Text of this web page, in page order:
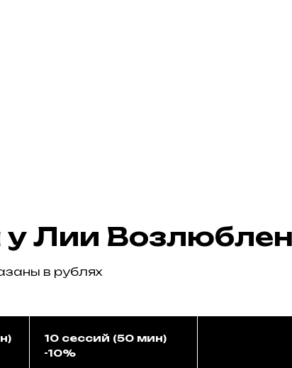
Лии
в рублях
10 сессий (50 мин)
-10%